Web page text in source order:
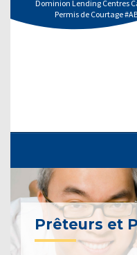
Dominion Lending Centres
Permis de Courtage
Prêteurs et